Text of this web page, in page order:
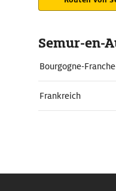
Semur-en-
Bourgogne-
Frankreich